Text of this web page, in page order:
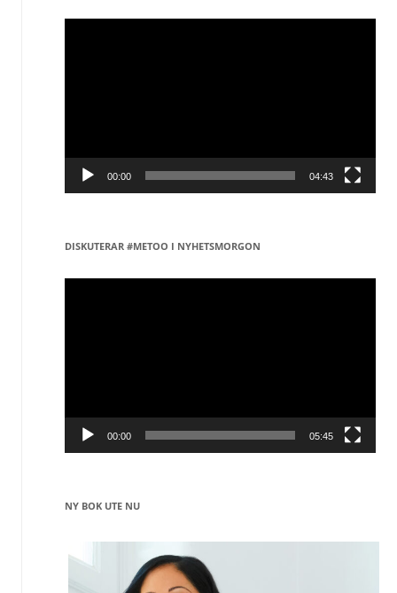
Videospelare
00:00 04:43
DISKUTERAR #METOO I NYHETSMORGON
Videospelare
00:00 05:45
NY BOK UTE NU